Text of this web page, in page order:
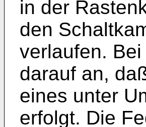
in der
den
verlaufen.
darauf an,
eines unter
erfolgt. Die